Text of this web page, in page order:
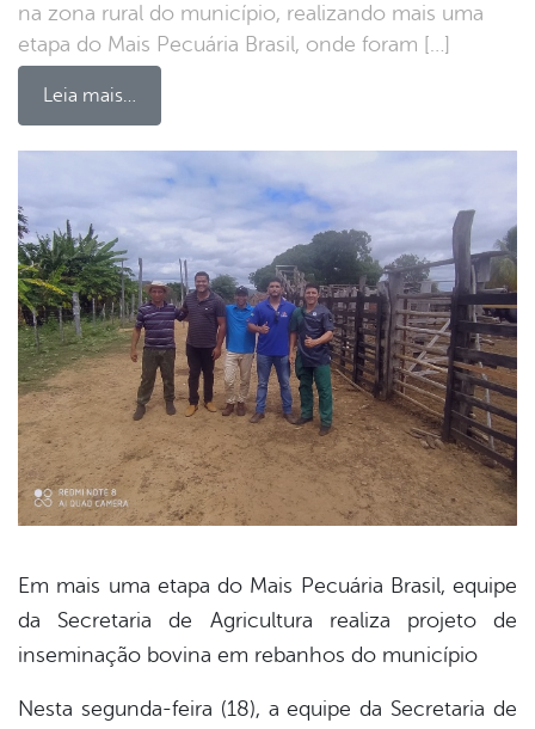
na zona rural do município, realizando mais uma
etapa do Mais Pecuária Brasil, onde foram […]
Leia mais…
Em mais uma etapa do Mais Pecuária Brasil, equipe
da Secretaria de Agricultura realiza projeto de
inseminação bovina em rebanhos do município
Nesta segunda-feira (18), a equipe da Secretaria de